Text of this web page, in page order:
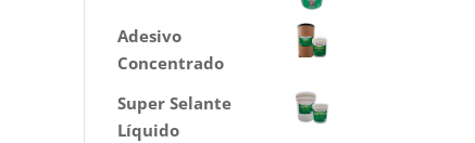
Adesivo
Concentrado
Super Selante
Líquido